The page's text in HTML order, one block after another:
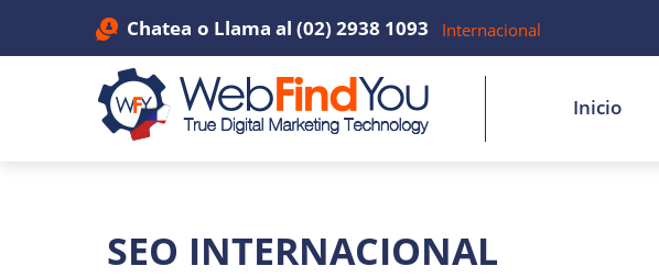
Chatea o Llama al (02) 2938 1093 Internacional
Inicio
SEO INTERNACIONAL